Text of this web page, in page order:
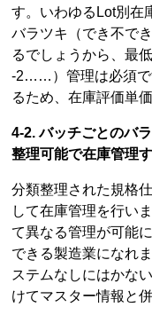
す。いわゆるLot別在
バラツキ（でき不で
るでしょうから、最
-2……）管理は必須で
るため、在庫評価単
4-2. バッチごとのバ
整理可能で在庫管理
分類整理された規格
して在庫管理を行い
て異なる管理が可能
できる製造業になれ
ステムなしにはかな
けてマスター情報と